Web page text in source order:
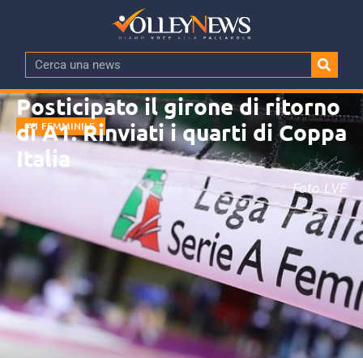
A1 FEMMINILE
Posticipato il girone di ritorno
di A1. Rinviati i quarti di Coppa
Italia
Foto LVF